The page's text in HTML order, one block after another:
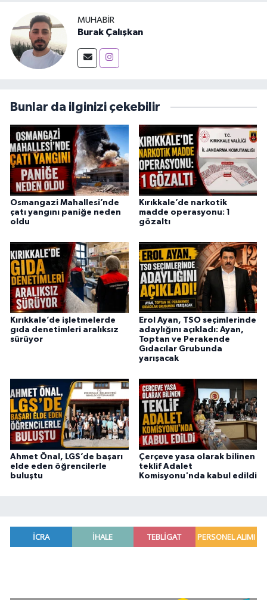
MUHABIR
Burak Çalışkan
Bunlar da ilginizi çekebilir
Osmangazi Mahallesi’nde
çatı yangını paniğe neden
oldu
Kırıkkale’de narkotik
madde operasyonu: 1
gözaltı
Kırıkkale’de işletmelerde
gıda denetimleri aralıksız
sürüyor
Erol Ayan, TSO seçimlerinde
adaylığını açıkladı: Ayan,
Toptan ve Perakende
Gıdacılar Grubunda
yarışacak
Ahmet Önal, LGS’de başarı
elde eden öğrencilerle
buluştu
Çerçeve yasa olarak bilinen
teklif Adalet
Komisyonu'nda kabul edildi